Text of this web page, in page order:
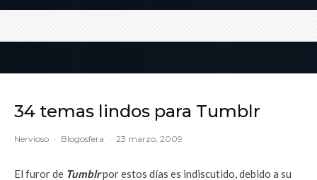
34 temas lindos para Tumblr
Nervioso · Blogosfera · 23 marzo, 2009
El furor de Tumblrpor estos días es indiscutido, debido a su